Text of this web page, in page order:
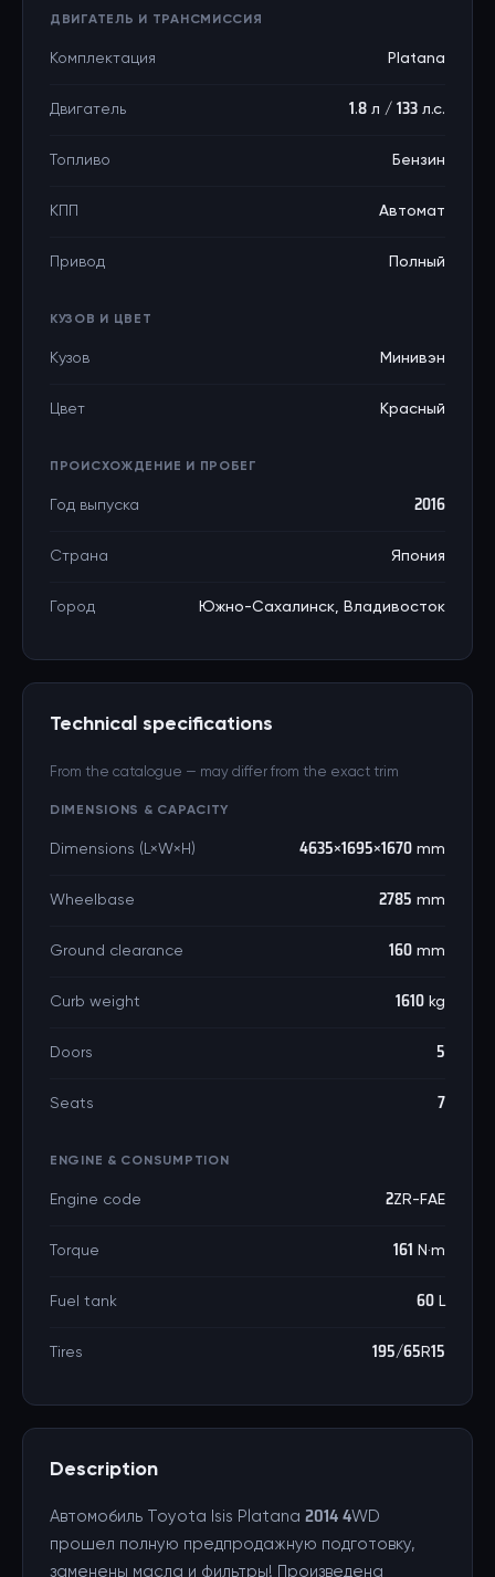
ДВИГАТЕЛЬ И ТРАНСМИССИЯ
Комплектация Platana
Двигатель 1.8 л / 133 л.с.
Топливо Бензин
КПП Автомат
Привод Полный
КУЗОВ И ЦВЕТ
Кузов Минивэн
Цвет Красный
ПРОИСХОЖДЕНИЕ И ПРОБЕГ
Год выпуска 2016
Страна Япония
Город Южно-Сахалинск, Владивосток
Technical specifications
From the catalogue — may differ from the exact trim
DIMENSIONS & CAPACITY
Dimensions (L×W×H) 4635×1695×1670 mm
Wheelbase 2785 mm
Ground clearance 160 mm
Curb weight 1610 kg
Doors 5
Seats 7
ENGINE & CONSUMPTION
Engine code 2ZR-FAE
Torque 161 N·m
Fuel tank 60 L
Tires 195/65R15
Description
Автомобиль Toyota Isis Platana 2014 4WD
прошел полную предпродажную подготовку,
заменены масла и фильтры! Произведена